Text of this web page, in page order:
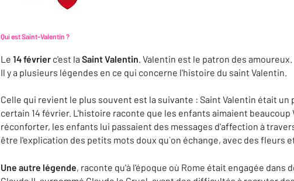
Qui est Saint-Valentin ?
Le 14 février c'est la Saint Valentin. Valentin est le patron des amoureux.
Il y a plusieurs légendes en ce qui concerne l'histoire du saint Valentin.
Celle qui revient le plus souvent est la suivante : Saint Valentin était
certain 14 février. L'histoire raconte que les enfants aimaient beaucoup
réconforter, les enfants lui passaient des messages d'affection à
être l'explication des petits mots doux qu´on échange, avec des fleurs
Une autre légende, raconte qu'à l'époque où Rome était engagée dans